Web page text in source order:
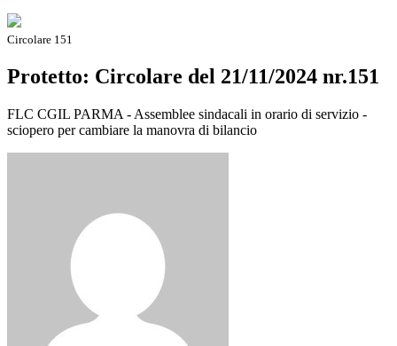
Circolare 151
Protetto: Circolare del 21/11/2024 nr.151
FLC CGIL PARMA - Assemblee sindacali in orario di servizio -
sciopero per cambiare la manovra di bilancio